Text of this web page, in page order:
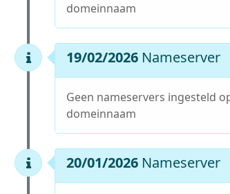
domeinnaam
19/02/2026 Nameserver
Geen nameservers ingesteld
domeinnaam
20/01/2026 Nameserver